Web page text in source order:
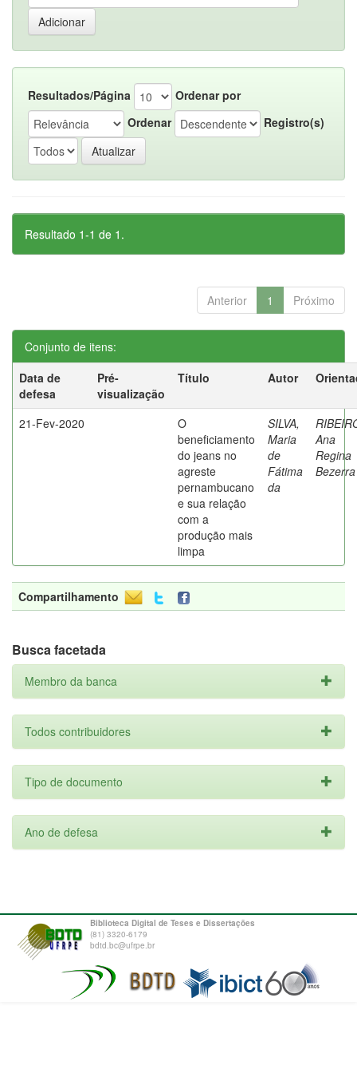
Resultados/Página
Ordenar por
Ordenar
Registro(s)
Resultado 1-1 de 1.
Anterior 1 Próximo
Conjunto de itens:
Data de
defesa
Pré-
visualização
Título Autor
21-Fev-2020
O
beneficiamento
do jeans no
agreste
pernambucano
e sua relação
com a
produção mais
limpa
SILVA,
Maria
de
Fátima
da
Ana
Regina
Bezerra
Compartilhamento
Busca facetada
Membro da banca
Todos contribuidores
Tipo de documento
Ano de defesa
Biblioteca Digital de Teses e Dissertações
(81) 3320-6179
bdtd.bc@ufrpe.br